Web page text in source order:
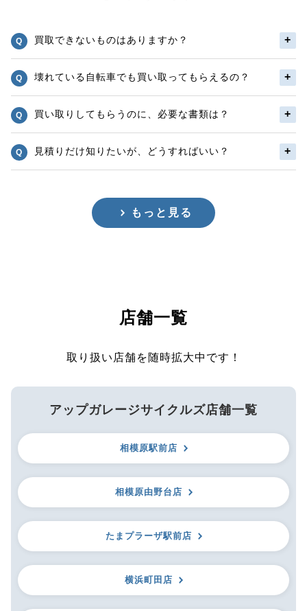
買取できないものはありますか？
壊れている自転車でも買い取ってもらえるの？
買い取りしてもらうのに、必要な書類は？
見積りだけ知りたいが、どうすればいい？
もっと見る
店舗一覧
取り扱い店舗を随時拡大中です！
アップガレージサイクルズ店舗一覧
相模原駅前店
相模原由野台店
たまプラーザ駅前店
横浜町田店